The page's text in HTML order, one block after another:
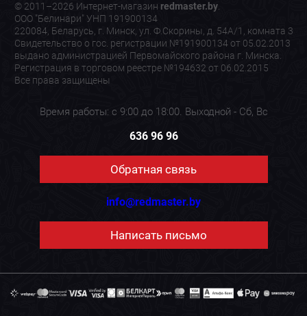
© 2011–2026 Интернет-магазин redmaster.by.
ООО "Белинари" УНП 191900134
220084, Беларусь, г. Минск, ул. Ф.Скорины, д. 54А/1, комната 3
Свидетельство о гос. регистрации №191900134 от 05.02.2013
выдано администрацией Первомайского района г. Минска.
Регистрация в торговом реестре №194632 от 06.02.2015
Все права защищены
Время работы: с 9:00 до 18:00. Выходной - Сб, Вс
636 96 96
Обратная связь
info@redmaster.by
Написать письмо